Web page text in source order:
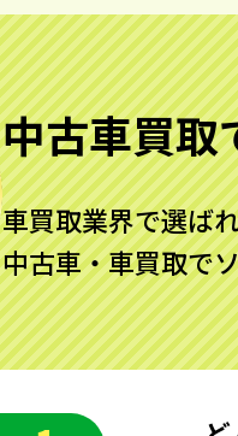
中古車買取
車買取業界で選ば
中古車・車買取で